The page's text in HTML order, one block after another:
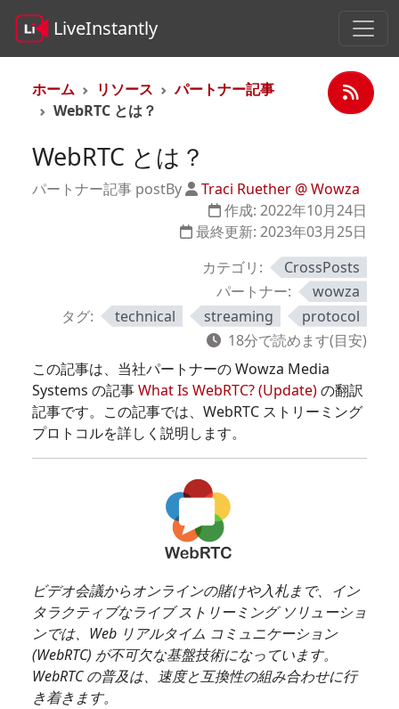
LiveInstantly
ホーム リソース
パートナー記事
WebRTC とは？
WebRTC とは？
パートナー記事 postBy
Traci Ruether @ Wowza
作成: 2022年10月24日
最終更新: 2023年03月25日
カテゴリ:
CrossPosts
パートナー:
wowza
タグ:
technical streaming
protocol
18分で読めます(目安)
この記事は、当社パートナーの Wowza Media
Systems の記事What Is WebRTC? (Update)の翻訳
記事です。この記事では、WebRTC ストリーミング
プロトコルを詳しく説明します。
ビデオ会議からオンラインの賭けや入札まで、イン
タラクティブなライブ ストリーミング ソリューショ
ンでは、Web リアルタイム コミュニケーション
(WebRTC) が不可欠な基盤技術になっています。
WebRTC の普及は、速度と互換性の組み合わせに行
き着きます。